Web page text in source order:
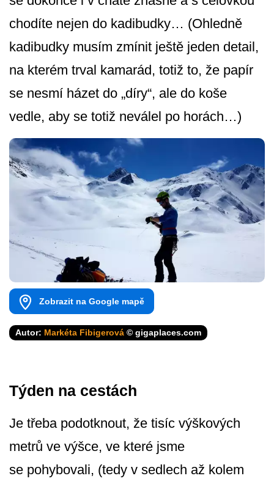
chodíte nejen do kadibudky… (Ohledně
kadibudky musím zmínit ještě jeden detail,
na kterém trval kamarád, totiž to, že papír
se nesmí házet do „díry“, ale do koše
vedle, aby se totiž neválel po horách…)
Zobrazit na Google mapě
Autor: Markéta Fibigerová © gigaplaces.com
Týden na cestách
Je třeba podotknout, že tisíc výškových
metrů ve výšce, ve které jsme
se pohybovali, (tedy v sedlech až kolem